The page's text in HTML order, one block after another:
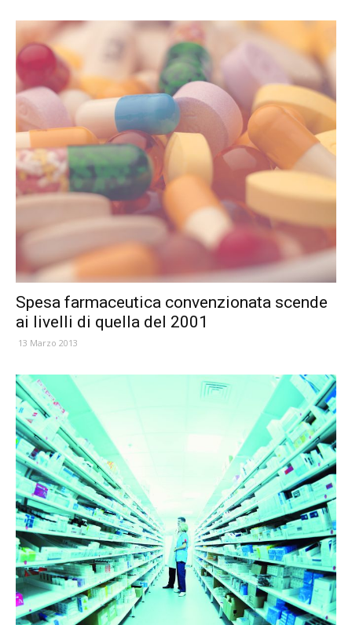
Spesa farmaceutica convenzionata scende
ai livelli di quella del 2001
13 Marzo 2013